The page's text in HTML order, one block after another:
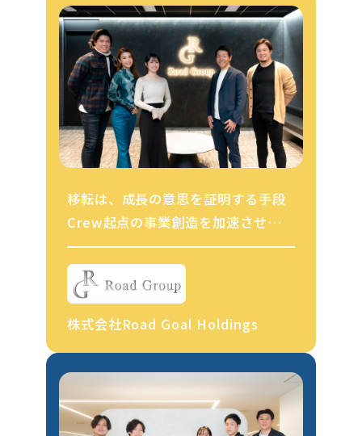
移転は、成長の意思を証明する手段
Crew起点の事業創造を加速させる
Roadグループの挑戦
株式会社Road Goal Holdings